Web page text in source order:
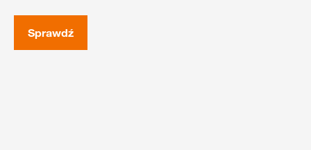
Sprawdź